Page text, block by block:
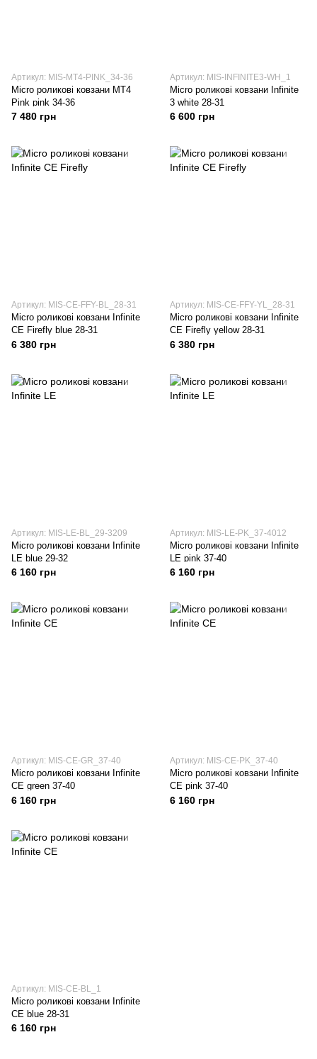
Артикул: MIS-MT4-PINK_34-36
Micro роликові ковзани MT4
Pink pink 34-36
7 480 грн
Артикул: MIS-INFINITE3-WH_1
Micro роликові ковзани Infinite
3 white 28-31
6 600 грн
Артикул: MIS-CE-FFY-BL_28-31
Micro роликові ковзани Infinite
CE Firefly blue 28-31
6 380 грн
Артикул: MIS-CE-FFY-YL_28-31
Micro роликові ковзани Infinite
CE Firefly yellow 28-31
6 380 грн
Артикул: MIS-LE-BL_29-3209
Micro роликові ковзани Infinite
LE blue 29-32
6 160 грн
Артикул: MIS-LE-PK_37-4012
Micro роликові ковзани Infinite
LE pink 37-40
6 160 грн
Артикул: MIS-CE-GR_37-40
Micro роликові ковзани Infinite
CE green 37-40
6 160 грн
Артикул: MIS-CE-PK_37-40
Micro роликові ковзани Infinite
CE pink 37-40
6 160 грн
Артикул: MIS-CE-BL_1
Micro роликові ковзани Infinite
CE blue 28-31
6 160 грн